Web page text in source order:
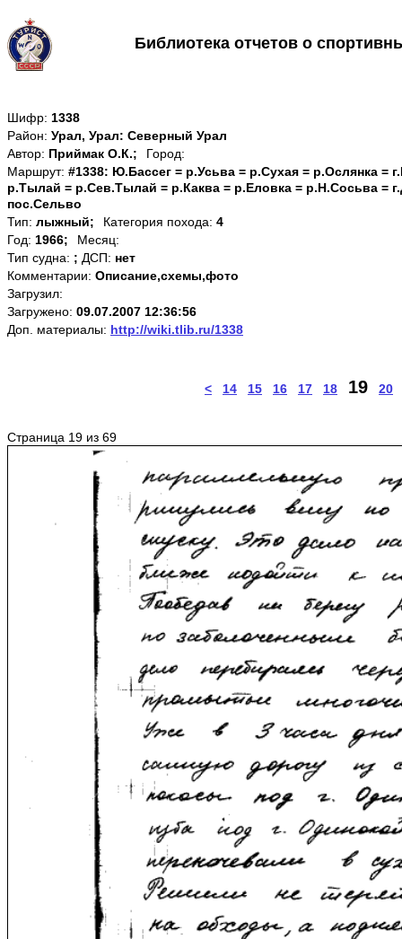
Библиотека отчетов о
Шифр: 1338
Район: Урал, Урал: Северный Урал
Автор: Приймак О.К.;
Город:
Маршрут: #1338: Ю.Бассег = р.Усьва = р.Сухая = р.Ослянка =
р.Тылай = р.Сев.Тылай = р.Каква = р.Еловка = р.Н.Сосьва =
пос.Сельво
Тип: лыжный; Категория похода: 4
Год: 1966;
Месяц:
Тип судна: ; ДСП: нет
Комментарии: Описание,схемы,фото
Загрузил:
Загружено: 09.07.2007 12:36:56
Доп. материалы: http://wiki.tlib.ru/1338
< 14 15 16 17 18 19 20
Страница 19 из 69